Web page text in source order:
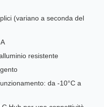
(variano a seconda del
resistente
da -10°C a